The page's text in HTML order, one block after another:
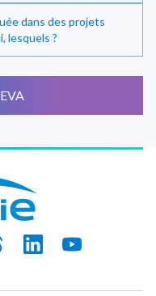
dans des projets
lesquels ?